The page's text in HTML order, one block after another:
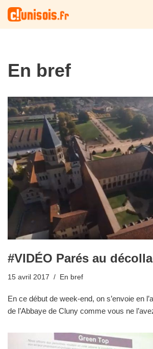
Aller
En bref
#VIDÉO Parés au
15 avril 2017 En bref
En ce début de week-end, on s’envoie en
de l’Abbaye de Cluny comme vous ne